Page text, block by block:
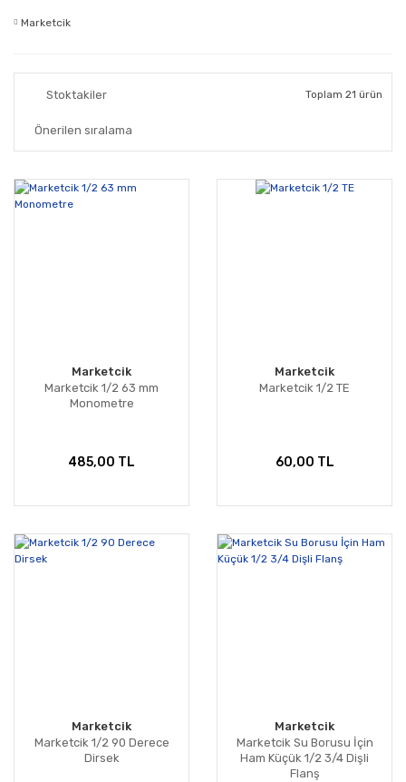
Marketcik
Stoktakiler Toplam 21 ürün
Marketcik
Marketcik 1/2 63 mm
Monometre
485,00 TL
Marketcik
Marketcik 1/2 TE
60,00 TL
Marketcik
Marketcik 1/2 90 Derece
Dirsek
Marketcik
Marketcik Su Borusu İçin
Ham Küçük 1/2 3/4 Dişli
Flanş